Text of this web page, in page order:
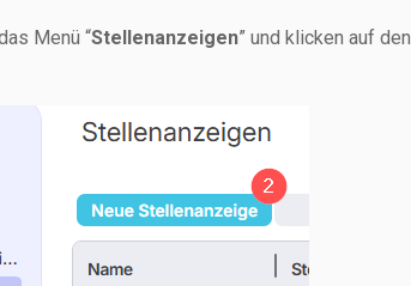
Menü “Stellenanzeigen” und klicken auf den